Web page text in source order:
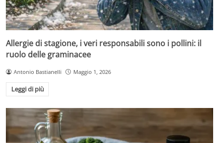
Allergie di stagione, i veri responsabili sono i pollini: il
ruolo delle graminacee
Antonio Bastianelli Maggio 1, 2026
Leggi di più